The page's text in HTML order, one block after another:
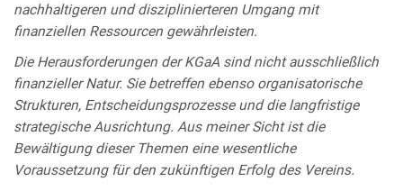
nachhaltigeren und disziplinierteren Umgang mit
finanziellen Ressourcen gewährleisten.
Die Herausforderungen der KGaA sind nicht ausschließlich
finanzieller Natur. Sie betreffen ebenso organisatorische
Strukturen, Entscheidungsprozesse und die langfristige
strategische Ausrichtung. Aus meiner Sicht ist die
Bewältigung dieser Themen eine wesentliche
Voraussetzung für den zukünftigen Erfolg des Vereins.